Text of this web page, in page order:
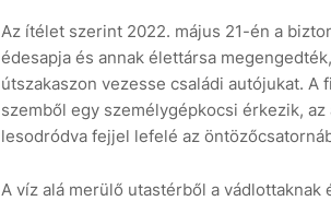
Az ítélet szerint 2022. május 21-én a
édesapja és annak élettársa
útszakaszon vezesse családi autójukat.
szemből egy személygépkocsi érkezik,
lesodródva fejjel lefelé az
A víz alá merülő utastérből a